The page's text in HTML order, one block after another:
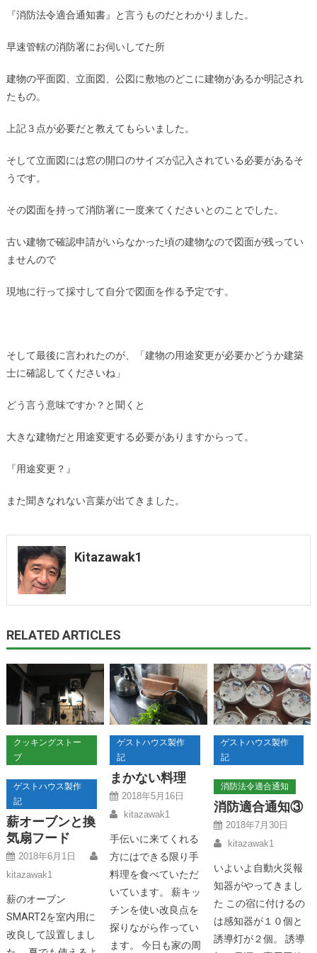
『消防法令適合通知書』と言うものだとわかりました。
早速管轄の消防署にお伺いしてた所
建物の平面図、立面図、公図に敷地のどこに建物があるか明記され
たもの。
上記３点が必要だと教えてもらいました。
そして立面図には窓の開口のサイズが記入されている必要があるそ
うです。
その図面を持って消防署に一度来てくださいとのことでした。
古い建物で確認申請がいらなかった頃の建物なので図面が残ってい
ませんので
現地に行って採寸して自分で図面を作る予定です。
そして最後に言われたのが、「建物の用途変更が必要かどうか建築
士に確認してくださいね」
どう言う意味ですか？と聞くと
大きな建物だと用途変更する必要がありますからって。
『用途変更？』
また聞きなれない言葉が出てきました。
Kitazawak1
RELATED ARTICLES
クッキングストー
ブ
ゲストハウス製作
記
薪オーブンと換
気扇フード
2018年6月1日
kitazawak1
薪のオーブン
SMART2を室内用に
改良して設置しまし
ゲストハウス製作
記
まかない料理
2018年5月16日
kitazawak1
手伝いに来てくれる
方にはできる限り手
料理を食べていただ
いています。 薪キッ
チンを使い改良点を
探りながら作ってい
ます。 今日も家の周
ゲストハウス製作
記
消防法令適合通知
消防適合通知③
2018年7月30日
kitazawak1
いよいよ自動火災報
知器がやってきまし
た この宿に付けるの
は感知器が１０個と
誘導灯が２個。 誘導